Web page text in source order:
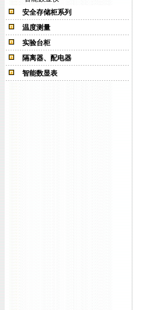
安全存储柜系列
温度测量
实验台柜
隔离器、配电器
智能数显表